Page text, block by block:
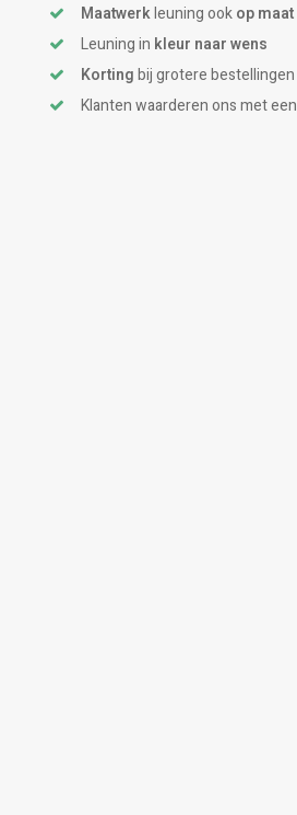
Maatwerkleuning ookop maat
Leuning in kleur naar wens
Kortingbij grotere bestellingen
Klanten waarderen ons met een